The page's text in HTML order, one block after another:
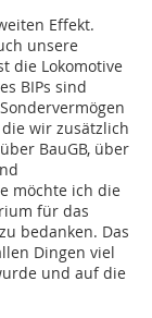
Effekt.
unsere
die Lokomotive
BIPs sind
wir zusätzlich
BauGB, über
möchte ich die
für das
bedanken. Das
Dingen viel
und auf die